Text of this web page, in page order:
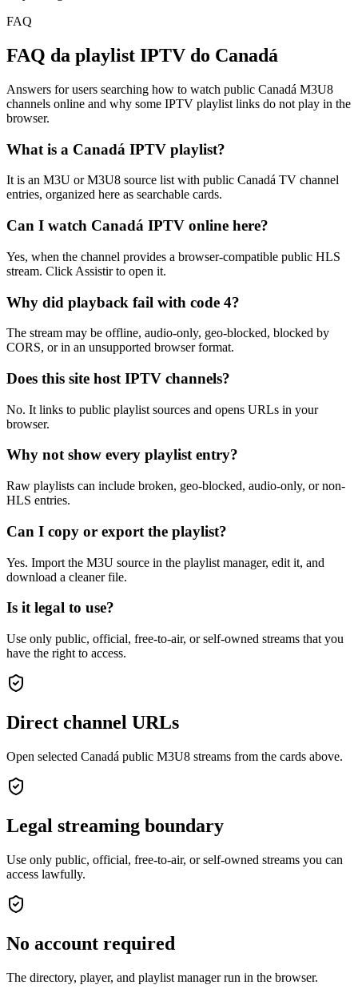
FAQ
FAQ da playlist IPTV do Canadá
Answers for users searching how to watch public Canadá M3U8
channels online and why some IPTV playlist links do not play in the
browser.
What is a Canadá IPTV playlist?
It is an M3U or M3U8 source list with public Canadá TV channel
entries, organized here as searchable cards.
Can I watch Canadá IPTV online here?
Yes, when the channel provides a browser-compatible public HLS
stream. Click Assistir to open it.
Why did playback fail with code 4?
The stream may be offline, audio-only, geo-blocked, blocked by
CORS, or in an unsupported browser format.
Does this site host IPTV channels?
No. It links to public playlist sources and opens URLs in your
browser.
Why not show every playlist entry?
Raw playlists can include broken, geo-blocked, audio-only, or non-
HLS entries.
Can I copy or export the playlist?
Yes. Import the M3U source in the playlist manager, edit it, and
download a cleaner file.
Is it legal to use?
Use only public, official, free-to-air, or self-owned streams that you
have the right to access.
Direct channel URLs
Open selected Canadá public M3U8 streams from the cards above.
Legal streaming boundary
Use only public, official, free-to-air, or self-owned streams you can
access lawfully.
No account required
The directory, player, and playlist manager run in the browser.